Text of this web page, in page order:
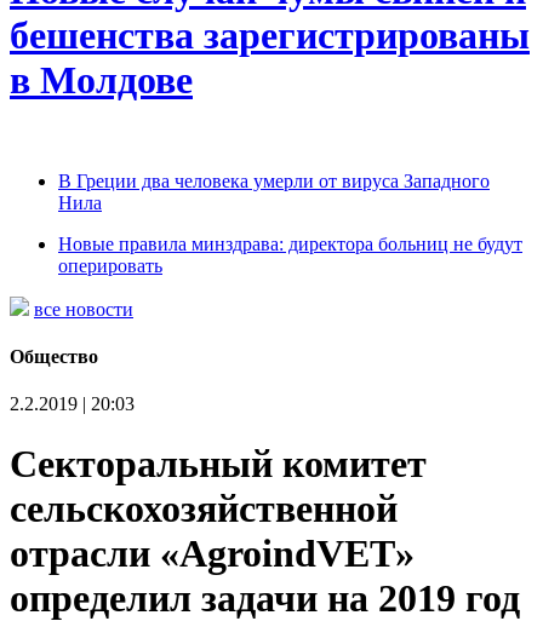
бешенства зарегистрированы
в Молдове
В Греции два человека умерли от вируса Западного
Нила
Новые правила минздрава: директора больниц не будут
оперировать
все новости
Общество
2.2.2019 | 20:03
Секторальный комитет
сельскохозяйственной
отрасли «AgroindVET»
определил задачи на 2019 год